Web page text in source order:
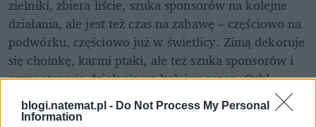
blogi.natemat.pl - Do Not Process My Personal
Information
zielniki, zbiera liście, szuka sponsorów na kolejne
działania, ale jest też czas na zabawę – częściowo na
podwórku, częściowo już w świetlicy. Zimą dekoruje
się choinkę, karmi ptaki, ale też szuka sponsorów i
przygotowuje działania na kolejny sezon. Cykl
dzielnicy oparty był na głównych aktywnościach
sąsiedzkich: sadzeniu roślin przez jedną z